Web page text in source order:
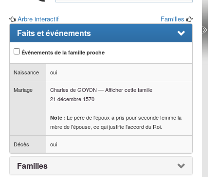
Arbre interactif Familles
Faits et événements
Événements de la famille proche
Naissance oui
Mariage Charlesde GOYON—Afficher cette famille
21 décembre 1570
Note : Le père de l'époux a pris pour seconde femme la
mère de l'épouse, ce qui justifie l'accord du Roi.
Décès oui
Familles